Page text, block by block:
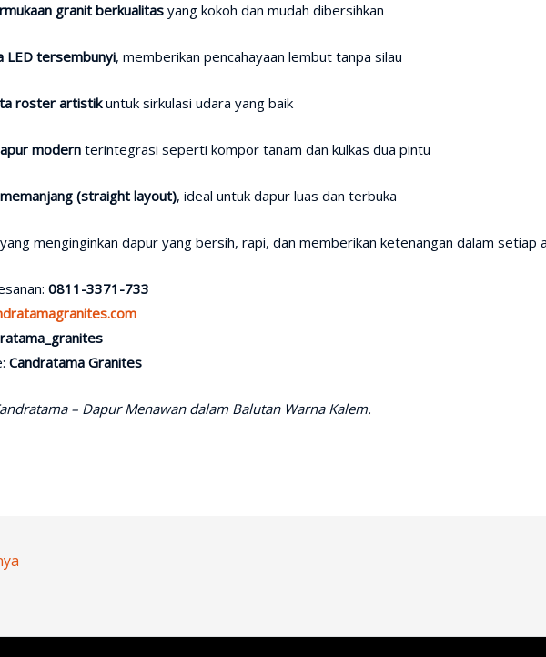
granit berkualitas yang kokoh dan mudah dibersihkan
LED tersembunyi, memberikan pencahayaan lembut tanpa silau
roster artistikuntuk sirkulasi udara yang baik
modern terintegrasi seperti kompor tanam dan kulkas dua pintu
(straight layout), ideal untuk dapur luas dan terbuka
menginginkan dapur yang bersih, rapi, dan memberikan ketenangan dalam setiap
0811-3371-733
Candratama Granites
– Dapur Menawan dalam Balutan Warna Kalem.